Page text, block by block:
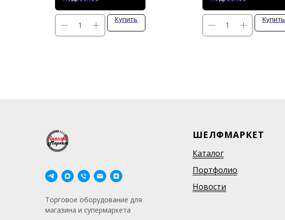
Купить Купить
Торговое оборудование для
магазина и супермаркета
ШЕЛФМАРКЕТ
Каталог
Портфолио
Новости